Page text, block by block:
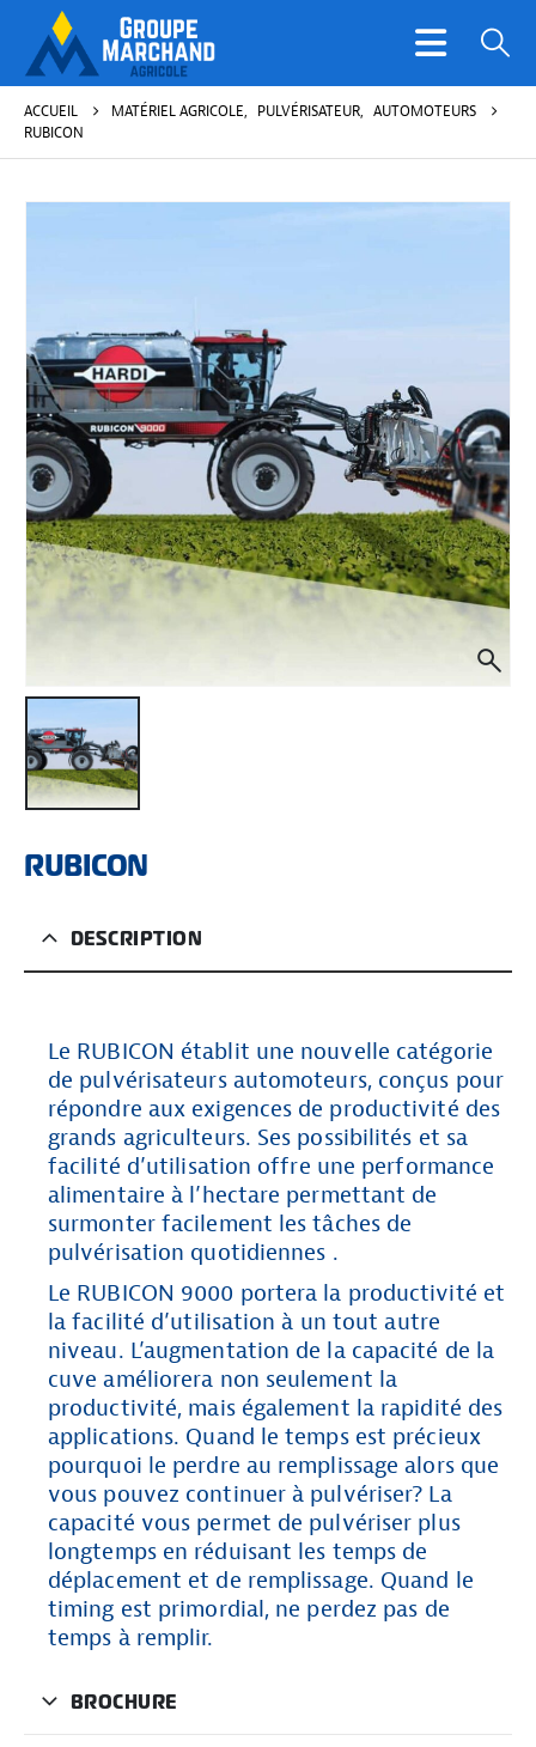
ACCUEIL MATÉRIEL AGRICOLE, PULVÉRISATEUR, AUTOMOTEURS
RUBICON
RUBICON
DESCRIPTION
Le RUBICON établit une nouvelle catégorie
de pulvérisateurs automoteurs, conçus pour
répondre aux exigences de productivité des
grands agriculteurs. Ses possibilités et sa
facilité d’utilisation offre une performance
alimentaire à l’hectare permettant de
surmonter facilement les tâches de
pulvérisation quotidiennes .
Le RUBICON 9000 portera la productivité et
la facilité d’utilisation à un tout autre
niveau. L’augmentation de la capacité de la
cuve améliorera non seulement la
productivité, mais également la rapidité des
applications. Quand le temps est précieux
pourquoi le perdre au remplissage alors que
vous pouvez continuer à pulvériser? La
capacité vous permet de pulvériser plus
longtemps en réduisant les temps de
déplacement et de remplissage. Quand le
timing est primordial, ne perdez pas de
temps à remplir.
BROCHURE